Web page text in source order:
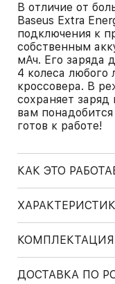
В отличие от
Baseus Extra
подключения к
собственным
мАч. Его заряда
4 колеса любого
кроссовера. В
сохраняет
вам
готов к работе!
КАК ЭТО
КОМПЛЕКТАЦИЯ
ДОСТАВКА ПО